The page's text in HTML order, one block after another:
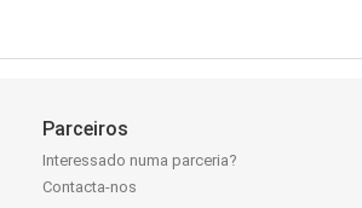
Parceiros
Interessado numa parceria?
Contacta-nos